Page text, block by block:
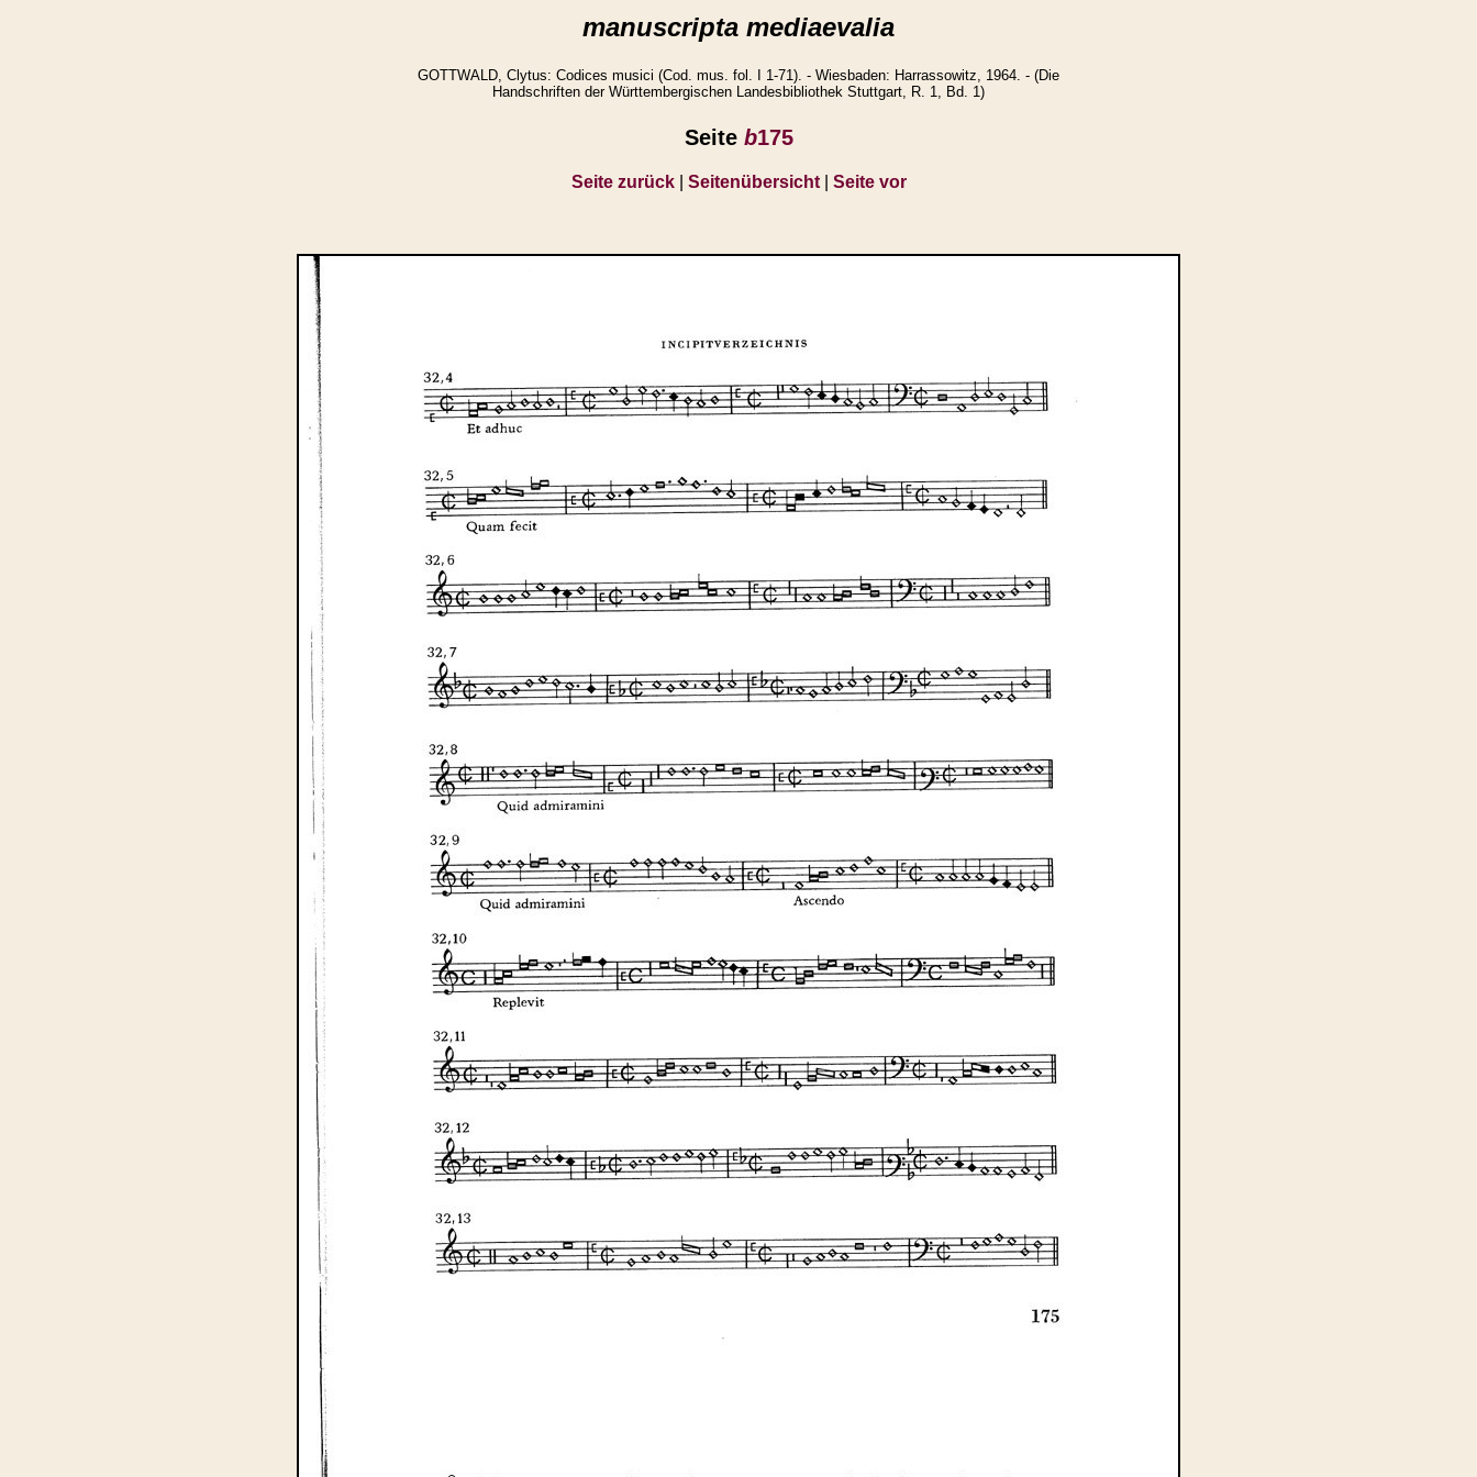
manuscripta mediaevalia
GOTTWALD, Clytus: Codices musici (Cod. mus. fol. I 1-71). - Wiesbaden: Harrassowitz, 1964. - (Die
Handschriften der Württembergischen Landesbibliothek Stuttgart, R. 1, Bd. 1)
Seite b175
Seite zurück| Seitenübersicht| Seite vor